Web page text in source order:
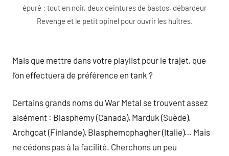
épuré : tout en noir, deux ceintures de bastos, débardeur
Revenge et le petit opinel pour ouvrir les huîtres.
Mais que mettre dans votre playlist pour le trajet, que
l’on effectuera de préférence en tank ?
Certains grands noms du War Metal se trouvent assez
aisément : Blasphemy (Canada), Marduk (Suède),
Archgoat (Finlande), Blasphemophagher (Italie)… Mais
ne cédons pas à la facilité. Cherchons un peu